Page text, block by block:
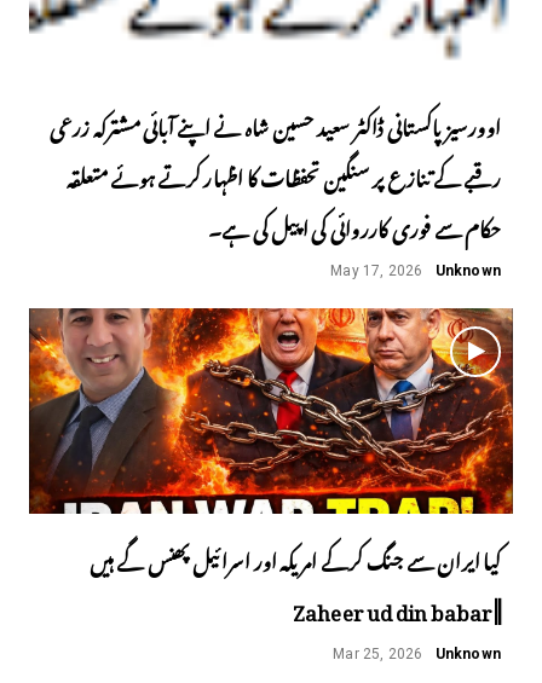
اوورسیز پاکستانی ڈاکٹر سعید حسین شاہ نے اپنے آبائی مشترکہ زرعی
رقبے کے تنازع پر سنگین تحفظات کا اظہار کرتے ہوئے متعلقہ
حکام سے فوری کارروائی کی اپیل کی ہے۔
Unknown
May 17, 2026
کیا ایران سے جنگ کرکے امریکہ اور اسرائیل پھنس گے ہیں
||Zaheer ud din babar
Unknown
Mar 25, 2026